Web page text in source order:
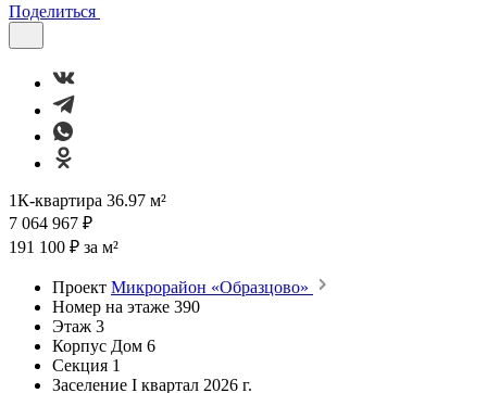
Поделиться
1К-квартира 36.97 м²
7 064 967 ₽
191 100 ₽ за м²
Проект Микрорайон «Образцово»
Номер на этаже 390
Этаж 3
Корпус Дом 6
Секция 1
Заселение I квартал 2026 г.